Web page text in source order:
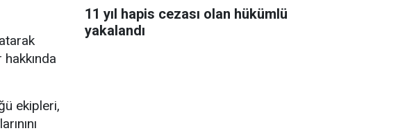
ekipleri,
11 yıl hapis cezası olan hükümlü
yakalandı